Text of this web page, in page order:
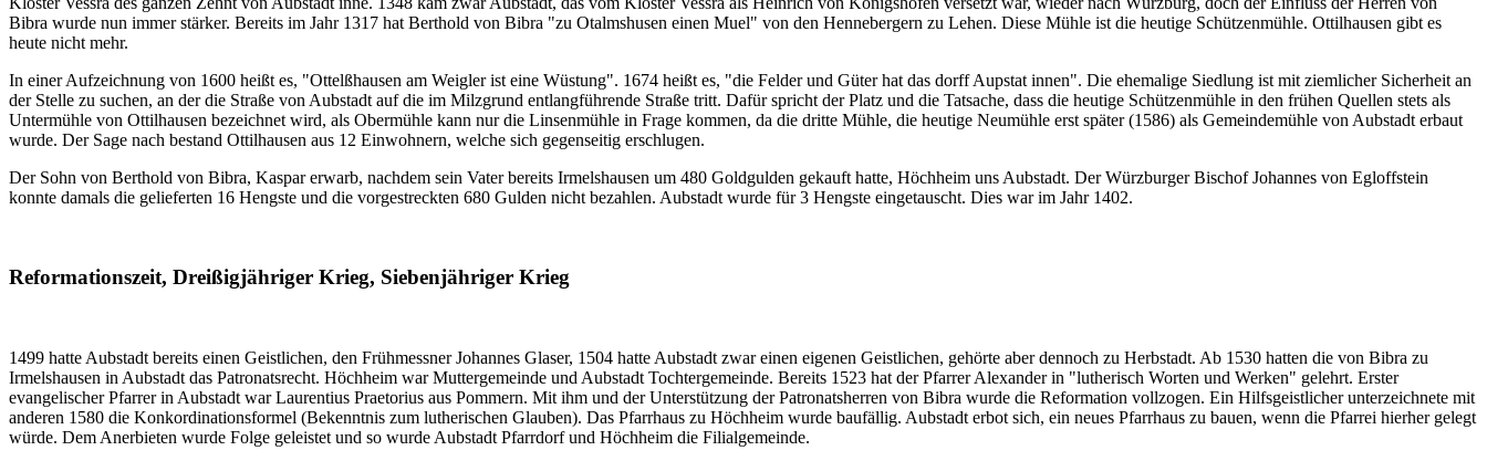
Bibra wurde nun immer stärker. Bereits im Jahr 1317 hat Berthold von Bibra "zu Otalmshusen einen Muel" von den Hennebergern zu Lehen. Diese Mühle ist die heutige Schützenmühle. Ottilhausen gibt es
heute nicht mehr.
In einer Aufzeichnung von 1600 heißt es, "Ottelßhausen am Weigler ist eine Wüstung". 1674 heißt es, "die Felder und Güter hat das dorff Aupstat innen". Die ehemalige Siedlung ist mit ziemlicher Sicherheit an
der Stelle zu suchen, an der die Straße von Aubstadt auf die im Milzgrund entlangführende Straße tritt. Dafür spricht der Platz und die Tatsache, dass die heutige Schützenmühle in den frühen Quellen stets als
Untermühle von Ottilhausen bezeichnet wird, als Obermühle kann nur die Linsenmühle in Frage kommen, da die dritte Mühle, die heutige Neumühle erst später (1586) als Gemeindemühle von Aubstadt erbaut
wurde. Der Sage nach bestand Ottilhausen aus 12 Einwohnern, welche sich gegenseitig erschlugen.
Der Sohn von Berthold von Bibra, Kaspar erwarb, nachdem sein Vater bereits Irmelshausen um 480 Goldgulden gekauft hatte, Höchheim uns Aubstadt. Der Würzburger Bischof Johannes von Egloffstein
konnte damals die gelieferten 16 Hengste und die vorgestreckten 680 Gulden nicht bezahlen. Aubstadt wurde für 3 Hengste eingetauscht. Dies war im Jahr 1402.
Reformationszeit, Dreißigjähriger Krieg, Siebenjähriger Krieg
1499 hatte Aubstadt bereits einen Geistlichen, den Frühmessner Johannes Glaser, 1504 hatte Aubstadt zwar einen eigenen Geistlichen, gehörte aber dennoch zu Herbstadt. Ab 1530 hatten die von Bibra zu
Irmelshausen in Aubstadt das Patronatsrecht. Höchheim war Muttergemeinde und Aubstadt Tochtergemeinde. Bereits 1523 hat der Pfarrer Alexander in "lutherisch Worten und Werken" gelehrt. Erster
evangelischer Pfarrer in Aubstadt war Laurentius Praetorius aus Pommern. Mit ihm und der Unterstützung der Patronatsherren von Bibra wurde die Reformation vollzogen. Ein Hilfsgeistlicher unterzeichnete mit
anderen 1580 die Konkordinationsformel (Bekenntnis zum lutherischen Glauben). Das Pfarrhaus zu Höchheim wurde baufällig. Aubstadt erbot sich, ein neues Pfarrhaus zu bauen, wenn die Pfarrei hierher gelegt
würde. Dem Anerbieten wurde Folge geleistet und so wurde Aubstadt Pfarrdorf und Höchheim die Filialgemeinde.